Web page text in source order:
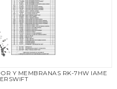
Y MEMBRANAS RK-7HW IAME